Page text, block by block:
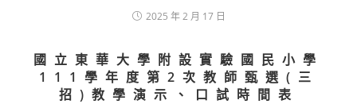
2025 年 2 月 17 日
國立東華大學附設實驗國民小學
111學年度第2次教師甄選(三
招)教學演示、口試時間表